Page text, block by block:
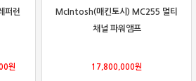
매 가격흥정 온라인 상담
퍼런
원
McIntosh(매킨토시) MC255 멀티
채널 파워앰프
17,800,000원